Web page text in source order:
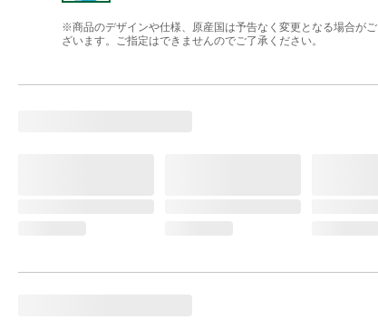
※商品のデザインや仕様、原産国は予告なく変更となる場合がご
ざいます。ご指定はできませんのでご了承ください。